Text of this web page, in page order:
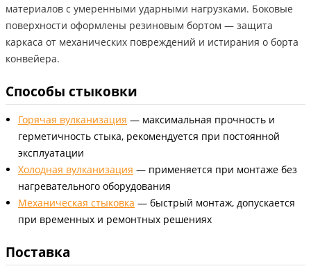
материалов с умеренными ударными нагрузками. Боковые
поверхности оформлены резиновым бортом — защита
каркаса от механических повреждений и истирания о борта
конвейера.
Способы стыковки
Горячая вулканизация — максимальная прочность и
герметичность стыка, рекомендуется при постоянной
эксплуатации
Холодная вулканизация — применяется при монтаже без
нагревательного оборудования
Механическая стыковка — быстрый монтаж, допускается
при временных и ремонтных решениях
Поставка